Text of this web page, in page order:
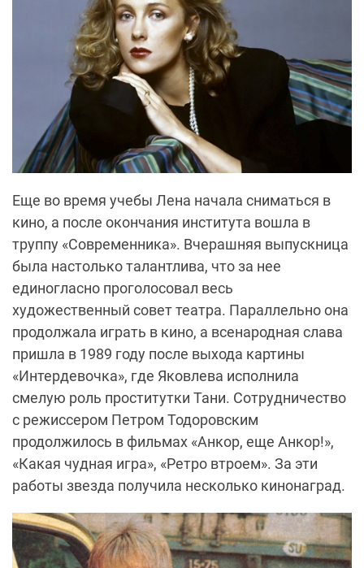
Еще во время учебы Лена начала сниматься в
кино, а после окончания института вошла в
труппу «Современника». Вчерашняя выпускница
была настолько талантлива, что за нее
единогласно проголосовал весь
художественный совет театра. Параллельно она
продолжала играть в кино, а всенародная слава
пришла в 1989 году после выхода картины
«Интердевочка», где Яковлева исполнила
смелую роль проститутки Тани. Сотрудничество
с режиссером Петром Тодоровским
продолжилось в фильмах «Анкор, еще Анкор!»,
«Какая чудная игра», «Ретро втроем». За эти
работы звезда получила несколько кинонаград.